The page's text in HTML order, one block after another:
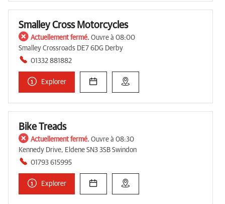
Smalley Cross Motorcycles
Actuellement fermé. Ouvre à 08:00
Smalley Crossroads DE7 6DG Derby
01332 881882
Explorer
Bike Treads
Actuellement fermé. Ouvre à 08:30
Kennedy Drive, Eldene SN3 3SB Swindon
01793 615995
Explorer